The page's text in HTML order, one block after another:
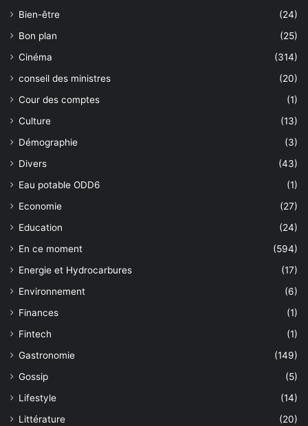
Bien-être
(24)
Bon plan
(25)
Cinéma
(314)
conseil des ministres
(20)
Cour des comptes
(1)
Culture
(13)
Démographie
(3)
Divers
(43)
Eau potable ODD6
(1)
Economie
(27)
Education
(24)
En ce moment
(594)
Energie et Hydrocarbures
(17)
Environnement
(6)
Finances
(1)
Fintech
(1)
Gastronomie
(149)
Gossip
(5)
Lifestyle
(14)
Littérature
(20)